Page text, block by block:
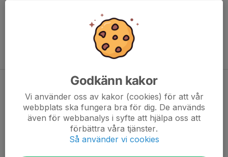
Till våren 2022 kommer anläggningen att invigas.
Förhoppningsvis kommer det att vara full fart med spel,
aktiviteter och event efter det.
Padelsäsongen avslutas 30/9
20 sep 2022 0 kommentarer
Godkänn kakor
Vi använder oss av kakor (cookies) för att vår
webbplats ska fungera bra för dig. De används
även för webbanalys i syfte att hjälpa oss att
förbättra våra tjänster.
Så använder vi cookies